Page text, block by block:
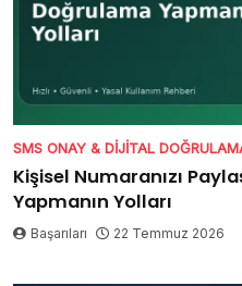
SMS ONAY & DIJITAL
Kişisel Numaranızı
Yapmanın Yolları
Başarıları 22 Temmuz 2026